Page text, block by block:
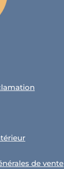
de vente